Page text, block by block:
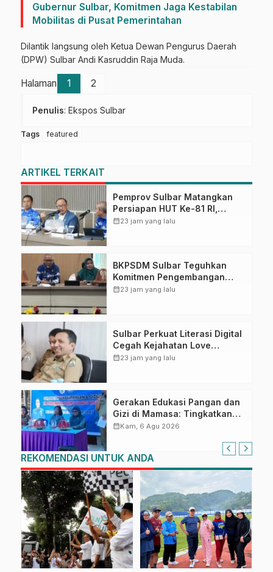
Gubernur Sulbar, Komitmen Jaga Kestabilan
Mobilitas di Pusat Pemerintahan
Dilantik langsung oleh Ketua Dewan Pengurus Daerah
(DPW) Sulbar Andi Kasruddin Raja Muda.
Halaman 1 2
Penulis: Ekspos Sulbar
Tags featured
ARTIKEL TERKAIT
Pemprov Sulbar Matangkan
Persiapan HUT Ke-81 RI,
Puncak Upacara di Lapangan
calendar_month23 jam yang lalu
BKPSDM Sulbar Teguhkan
Komitmen Pengembangan
Kompetensi ASN melalui
calendar_month23 jam yang lalu
Sulbar Perkuat Literasi Digital
Cegah Kejahatan Love
Scamming
calendar_month23 jam yang lalu
Gerakan Edukasi Pangan dan
Gizi di Mamasa: Tingkatkan
Pengetahuan dan
calendar_monthKam, 6 Agu 2026
REKOMENDASI UNTUK ANDA